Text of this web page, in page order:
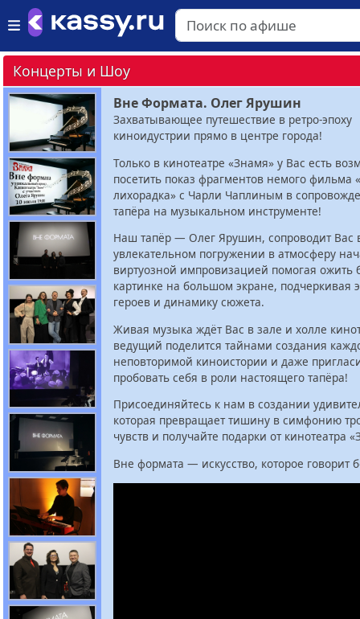
Концерты и Шоу
Вне Формата. Олег Ярушин
Захватывающее путешествие в ретро-эпоху
киноидустрии прямо в центре города!
Только в кинотеатре «Знамя» у Вас есть
посетить показ фрагментов немого фильма
лихорадка» с Чарли Чаплиным в
тапёра на музыкальном инструменте!
Наш тапёр — Олег Ярушин, сопроводит Вас
увлекательном погружении в атмосферу
виртуозной импровизацией помогая ожить
картинке на большом экране, подчеркивая
героев и динамику сюжета.
Живая музыка ждёт Вас в зале и холле
ведущий поделится тайнами создания
неповторимой киноистории и даже
пробовать себя в роли настоящего тапёра!
Присоединяйтесь к нам в создании
которая превращает тишину в симфонию
чувств и получайте подарки от кинотеатра
Вне формата — искусство, которое говорит